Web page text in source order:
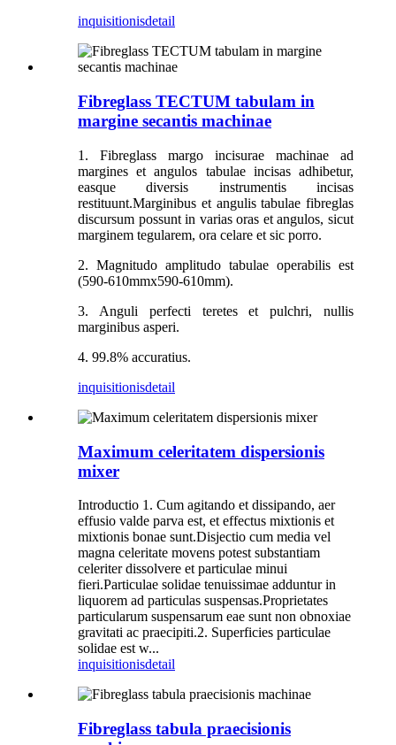
inquisitionisdetail
Fibreglass TECTUM tabulam in
margine secantis machinae
1. Fibreglass margo incisurae machinae ad
margines et angulos tabulae incisas adhibetur,
easque diversis instrumentis incisas
restituunt.Marginibus et angulis tabulae fibreglas
discursum possunt in varias oras et angulos, sicut
marginem tegularem, ora celare et sic porro.
2. Magnitudo amplitudo tabulae operabilis est
(590-610mmx590-610mm).
3. Anguli perfecti teretes et pulchri, nullis
marginibus asperi.
4. 99.8% accuratius.
inquisitionisdetail
Maximum celeritatem dispersionis
mixer
Introductio 1. Cum agitando et dissipando, aer
effusio valde parva est, et effectus mixtionis et
mixtionis bonae sunt.Disjectio cum media vel
magna celeritate movens potest substantiam
celeriter dissolvere et particulae minui
fieri.Particulae solidae tenuissimae adduntur in
liquorem ad particulas suspensas.Proprietates
particularum suspensarum eae sunt non obnoxiae
gravitati ac praecipiti.2. Superficies particulae
solidae est w...
inquisitionisdetail
Fibreglass tabula praecisionis